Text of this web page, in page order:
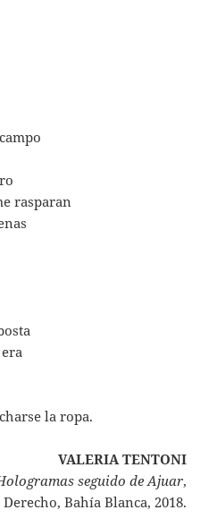
rasparan
la ropa.
VALERIA TENTONI
seguido de Ajuar,
Bahía Blanca, 2018.